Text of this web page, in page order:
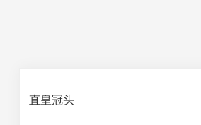
直皇冠头